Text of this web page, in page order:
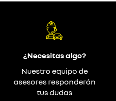
¿Necesitas algo?
Nuestro equipo de
asesores responderán
tus dudas